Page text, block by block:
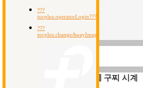
구찌 시계